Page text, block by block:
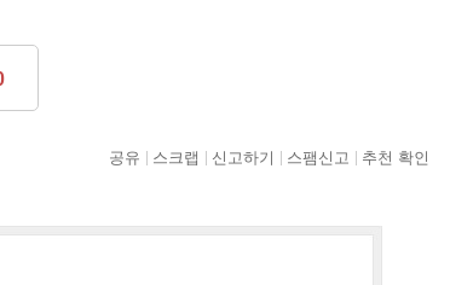
공유 스크랩 신고하기 스팸신고 추천 확인